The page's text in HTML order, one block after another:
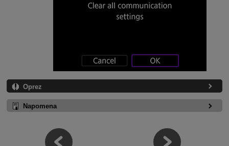
Oprez
Napomena